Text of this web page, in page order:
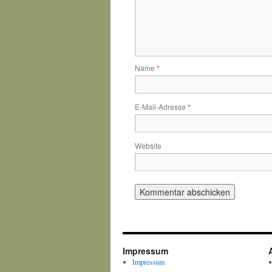
Name *
E-Mail-Adresse *
Website
Impressum
Impressum